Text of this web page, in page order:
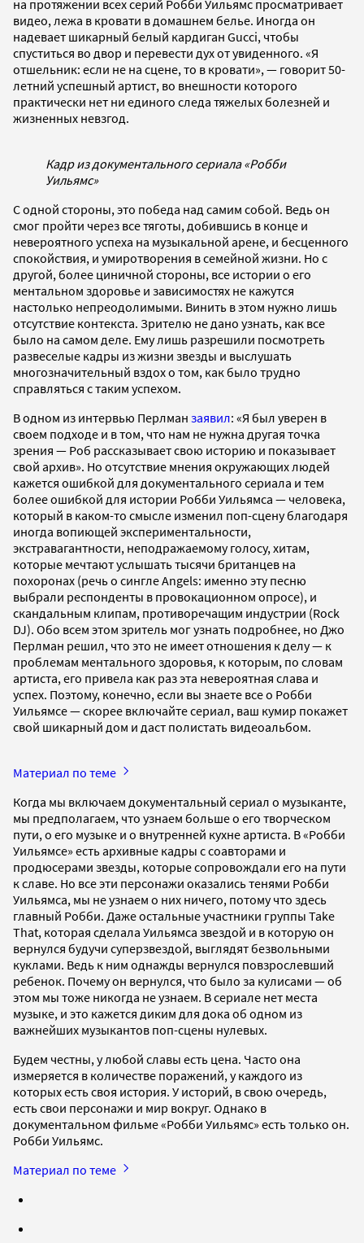
на протяжении всех серий Робби Уильямс просматривает
видео, лежа в кровати в домашнем белье. Иногда он
надевает шикарный белый кардиган Gucci, чтобы
спуститься во двор и перевести дух от увиденного. «Я
отшельник: если не на сцене, то в кровати», — говорит 50-
летний успешный артист, во внешности которого
практически нет ни единого следа тяжелых болезней и
жизненных невзгод.
Кадр из документального сериала «Робби
Уильямс»
С одной стороны, это победа над самим собой. Ведь он
смог пройти через все тяготы, добившись в конце и
невероятного успеха на музыкальной арене, и бесценного
спокойствия, и умиротворения в семейной жизни. Но с
другой, более циничной стороны, все истории о его
ментальном здоровье и зависимостях не кажутся
настолько непреодолимыми. Винить в этом нужно лишь
отсутствие контекста. Зрителю не дано узнать, как все
было на самом деле. Ему лишь разрешили посмотреть
развеселые кадры из жизни звезды и выслушать
многозначительный вздох о том, как было трудно
справляться с таким успехом.
В одном из интервью Перлман заявил: «Я был уверен в
своем подходе и в том, что нам не нужна другая точка
зрения — Роб рассказывает свою историю и показывает
свой архив». Но отсутствие мнения окружающих людей
кажется ошибкой для документального сериала и тем
более ошибкой для истории Робби Уильямса — человека,
который в каком-то смысле изменил поп-сцену благодаря
иногда вопиющей экспериментальности,
экстравагантности, неподражаемому голосу, хитам,
которые мечтают услышать тысячи британцев на
похоронах (речь о сингле Angels: именно эту песню
выбрали респонденты в провокационном опросе), и
скандальным клипам, противоречащим индустрии (Rock
DJ). Обо всем этом зритель мог узнать подробнее, но Джо
Перлман решил, что это не имеет отношения к делу — к
проблемам ментального здоровья, к которым, по словам
артиста, его привела как раз эта невероятная слава и
успех. Поэтому, конечно, если вы знаете все о Робби
Уильямсе — скорее включайте сериал, ваш кумир покажет
свой шикарный дом и даст полистать видеоальбом.
Материал по теме
Когда мы включаем документальный сериал о музыканте,
мы предполагаем, что узнаем больше о его творческом
пути, о его музыке и о внутренней кухне артиста. В «Робби
Уильямсе» есть архивные кадры с соавторами и
продюсерами звезды, которые сопровождали его на пути
к славе. Но все эти персонажи оказались тенями Робби
Уильямса, мы не узнаем о них ничего, потому что здесь
главный Робби. Даже остальные участники группы Take
That, которая сделала Уильямса звездой и в которую он
вернулся будучи суперзвездой, выглядят безвольными
куклами. Ведь к ним однажды вернулся повзрослевший
ребенок. Почему он вернулся, что было за кулисами — об
этом мы тоже никогда не узнаем. В сериале нет места
музыке, и это кажется диким для дока об одном из
важнейших музыкантов поп-сцены нулевых.
Будем честны, у любой славы есть цена. Часто она
измеряется в количестве поражений, у каждого из
которых есть своя история. У историй, в свою очередь,
есть свои персонажи и мир вокруг. Однако в
документальном фильме «Робби Уильямс» есть только он.
Робби Уильямс.
Материал по теме